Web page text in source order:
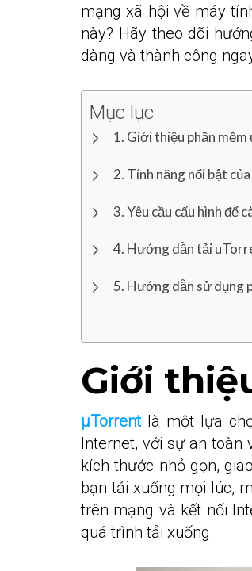
mạng xã hội về máy
này? Hãy theo dõi
dàng và thành công
Mục lục
Giới thiệu phần
Tính năng nổi bật
Yêu cầu cấu hình để
Hướng dẫn tải
Hướng dẫn sử dụng
Giới
µTorrentlà một lựa
Internet, với sự an toàn
kích thước nhỏ gọn,
bạn tải xuống mọi lúc,
trên mạng và kết nối
quá trình tải xuống.